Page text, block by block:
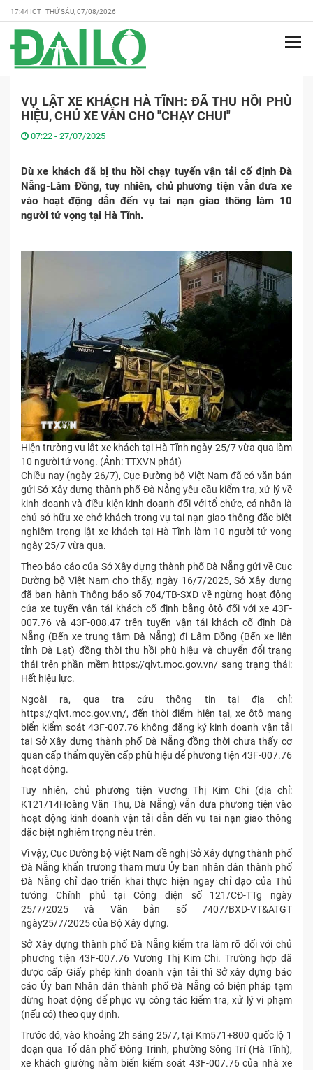
17:44 ICT THỨ SÁU, 07/08/2026
VỤ LẬT XE KHÁCH HÀ TĨNH: ĐÃ THU HỒI PHÙ
HIỆU, CHỦ XE VẪN CHO "CHẠY CHUI"
07:22 - 27/07/2025
Dù xe khách đã bị thu hồi chạy tuyến vận tải cố định Đà
Nẵng-Lâm Đồng, tuy nhiên, chủ phương tiện vẫn đưa xe
vào hoạt động dẫn đến vụ tai nạn giao thông làm 10
người tử vọng tại Hà Tĩnh.
Hiện trường vụ lật xe khách tại Hà Tĩnh ngày 25/7 vừa qua làm
10 người tử vong. (Ảnh: TTXVN phát)
Chiều nay (ngày 26/7), Cục Đường bộ Việt Nam đã có văn bản
gửi Sở Xây dựng thành phố Đà Nẵng yêu cầu kiểm tra, xử lý về
kinh doanh và điều kiện kinh doanh đối với tổ chức, cá nhân là
chủ sở hữu xe chở khách trong vụ tai nạn giao thông đặc biệt
nghiêm trọng lật xe khách tại Hà Tĩnh làm 10 người tử vong
ngày 25/7 vừa qua.
Theo báo cáo của Sở Xây dựng thành phố Đà Nẵng gửi về Cục
Đường bộ Việt Nam cho thấy, ngày 16/7/2025, Sở Xây dựng
đã ban hành Thông báo số 704/TB-SXD về ngừng hoạt động
của xe tuyến vận tải khách cố định bằng ôtô đối với xe 43F-
007.76 và 43F-008.47 trên tuyến vận tải khách cố định Đà
Nẵng (Bến xe trung tâm Đà Nẵng) đi Lâm Đồng (Bến xe liên
tỉnh Đà Lạt) đồng thời thu hồi phù hiệu và chuyển đổi trạng
thái trên phần mềm https://qlvt.moc.gov.vn/ sang trạng thái:
Hết hiệu lực.
Ngoài ra, qua tra cứu thông tin tại địa chỉ:
https://qlvt.moc.gov.vn/, đến thời điểm hiện tại, xe ôtô mang
biển kiểm soát 43F-007.76 không đăng ký kinh doanh vận tải
tại Sở Xây dựng thành phố Đà Nẵng đồng thời chưa thấy cơ
quan cấp thẩm quyền cấp phù hiệu để phương tiện 43F-007.76
hoạt động.
Tuy nhiên, chủ phương tiện Vương Thị Kim Chi (địa chỉ:
K121/14Hoàng Văn Thụ, Đà Nẵng) vẫn đưa phương tiện vào
hoạt động kinh doanh vận tải dẫn đến vụ tai nạn giao thông
đặc biệt nghiêm trọng nêu trên.
Vì vậy, Cục Đường bộ Việt Nam đề nghị Sở Xây dựng thành phố
Đà Nẵng khẩn trương tham mưu Ủy ban nhân dân thành phố
Đà Nẵng chỉ đạo triển khai thực hiện ngay chỉ đạo của Thủ
tướng Chính phủ tại Công điện số 121/CĐ-TTg ngày
25/7/2025 và Văn bản số 7407/BXD-VT&ATGT
ngày25/7/2025 của Bộ Xây dựng.
Sở Xây dựng thành phố Đà Nẵng kiểm tra làm rõ đối với chủ
phương tiện 43F-007.76 Vương Thị Kim Chi. Trường hợp đã
được cấp Giấy phép kinh doanh vận tải thì Sở xây dựng báo
cáo Ủy ban Nhân dân thành phố Đà Nẵng có biện pháp tạm
dừng hoạt động để phục vụ công tác kiểm tra, xử lý vi phạm
(nếu có) theo quy định.
Trước đó, vào khoảng 2h sáng 25/7, tại Km571+800 quốc lộ 1
đoạn qua Tổ dân phố Đông Trinh, phường Sông Trí (Hà Tĩnh),
xe khách giường nằm biển kiểm soát 43F-007.76 của nhà xe